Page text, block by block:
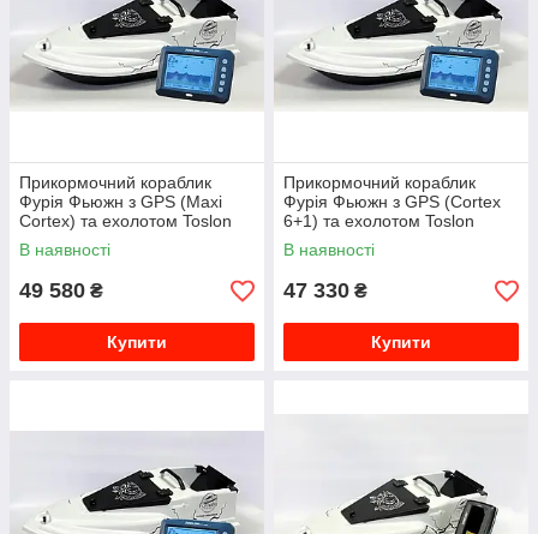
Прикормочний кораблик
Фурія Фьюжн з GPS (Maxi
Cortex) та ехолотом Toslon
TF300
В наявності
49 580 ₴
Купити
Прикормочний кораблик
Фурія Фьюжн з GPS (Cortex
6+1) та ехолотом Toslon
TF300
В наявності
47 330 ₴
Купити